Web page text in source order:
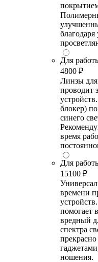
Для
4800 ₽
Линзы для
проводит
блокер)
синего
время
Для
15100 ₽
времени
помогает
вредный
спектра
ношения.